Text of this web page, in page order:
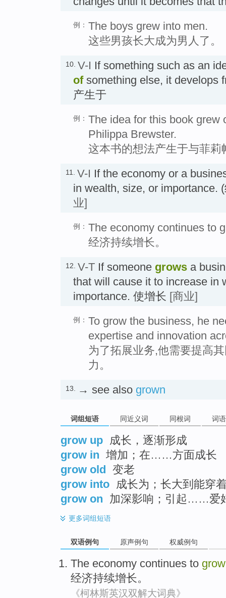
例： The boys grew into men.
这些男孩长大成为男人了。
10. V-I If something such as an
ofsomething else, it develops
产生于
例： The idea for this book grew
Philippa Brewster.
这本书的想法产生于与菲莉
11. V-I If the economy or a
in wealth, size, or importance.
业]
例： The economy continues to
经济持续增长。
12. V-T If someone grows a
that will cause it to increase in
importance. 使增长 [商业]
例： To grow the business, he
expertise and innovation
为了拓展业务,他需要提高
力。
13. → see also grown
词组短语 同近义词 同根词 词
grow up 成长，逐渐形成
grow in 增加；在……方面成长
grow old 变老
grow into 成长为；长大到能穿
grow on 加深影响；引起……爱
更多词组短语
双语例句 原声例句 权威例句
The economy continues to grow
经济持续增长。
《柯林斯英汉双解大词典》